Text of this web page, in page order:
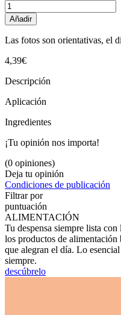
Añadir
Las fotos son orientativas, el
4,39€
Descripción
Aplicación
Ingredientes
¡Tu opinión nos importa!
(0 opiniones)
Deja tu opinión
Condiciones de publicación
Filtrar por
puntuación
ALIMENTACIÓN
Tu despensa siempre lista
los productos de alimentación
que alegran el día. Lo
siempre.
descúbrelo